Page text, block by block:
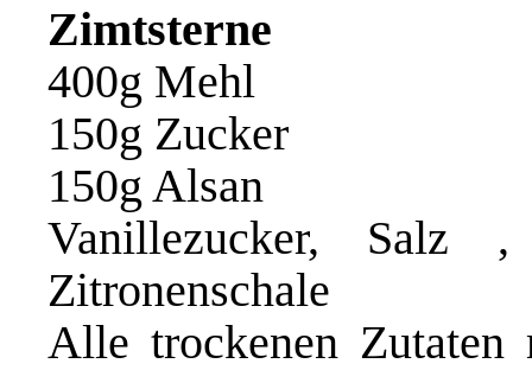
Zimtsterne
400g Mehl
150g Zucker
150g Alsan
Vanillezucker, Salz
Zitronenschale
Alle trockenen